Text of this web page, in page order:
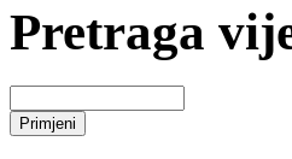
Pretraga